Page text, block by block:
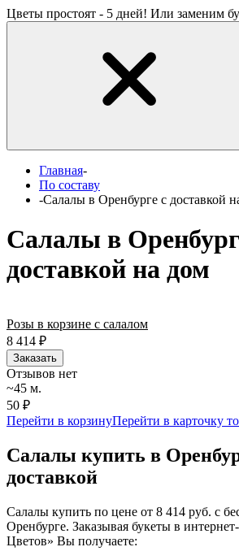
Цветы простоят - 5 дней! Или заменим
Главная-
По составу
-Салалы в Оренбурге с доставкой
Салалы в
доставкой на дом
Розы в корзине с салалом
8 414 ₽
Заказать
Отзывов нет
~45 м.
50 ₽
Перейти в корзинуПерейти в карточку
Салалы купить в
доставкой
Салалы купить по цене от 8 414 руб. с
Оренбурге. Заказывая букеты в
Цветов» Вы получаете: